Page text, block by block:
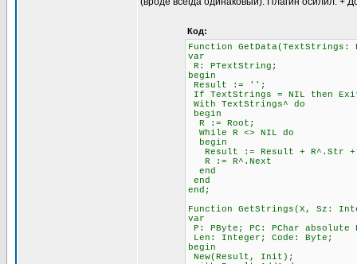
Код:
Function
var
R: PTextString;
begin
Result := '';
If TextStrings = NIL then
With TextStrings^ do
begin
R := Root;
While R <> NIL do
begin
Result := Result + R^.Str +
R := R^.Next
end
end
end;
Function GetStrings(X, Sz:
var
P: PByte; PC: PChar absolute
Len: Integer; Code: Byte;
begin
New(Result, Init);